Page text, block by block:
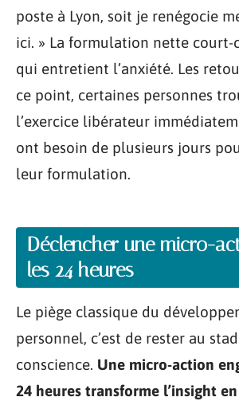
poste à Lyon, soit je renégocie
ici. » La formulation nette
qui entretient l’anxiété. Les
ce point, certaines personnes
l’exercice libérateur
ont besoin de plusieurs jours
leur formulation.
Déclencher une micro-
les 24 heures
Le piège classique du
personnel, c’est de rester au
conscience. Une micro-action
24 heures transforme l’insight